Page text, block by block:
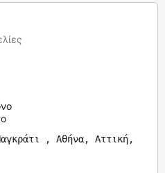
, Αθήνα, Αττική,